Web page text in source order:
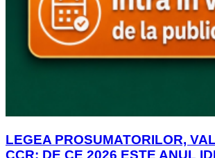
LEGEA PROSUMATORILOR,
CCR: DE CE 2026 ESTE ANUL